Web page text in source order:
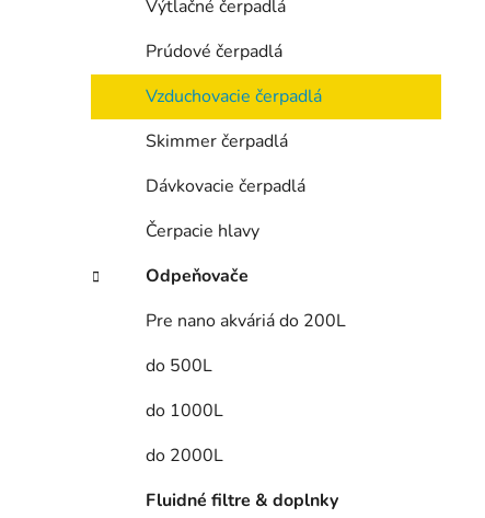
Výtlačné čerpadlá
Prúdové čerpadlá
Vzduchovacie čerpadlá
Skimmer čerpadlá
Dávkovacie čerpadlá
Čerpacie hlavy
Odpeňovače
Pre nano akváriá do 200L
do 500L
do 1000L
do 2000L
Fluidné filtre & doplnky